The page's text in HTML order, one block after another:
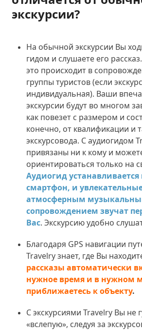
экскурсии?
На обычной экскурсии Вы
гидом и слушаете его
это происходит в
группы туристов (если
индивидуальная). Ваши
экскурсии будут во многом
как повезет с размером и
конечно, от квалификации и
экскурсовода. С аудиогидом
привязаны ни к кому и
ориентироваться только на
Аудиогид
смартфон, и
атмосферным
сопровождением звучат
Вас. Экскурсию удобно
Благодаря GPS навигации
Travelry знает, где Вы
рассказы автоматически
нужное время и в нужном
приближаетесь к объекту.
С экскурсиями Travelry Вы не
«вслепую», следуя за